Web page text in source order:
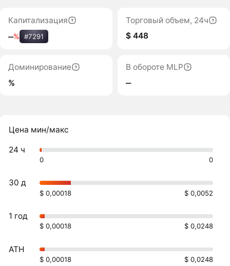
Капитализация
‒% #7291
Торговый объем, 24ч
$ 448
Доминирование
%
В обороте MLP
‒
Цена мин/макс
24 ч
0 0
30 д
$ 0,00018 $ 0,0052
1 год
$ 0,00018 $ 0,0248
ATH
$ 0,00018
$ 0,0248